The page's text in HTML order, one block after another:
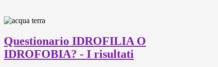
Questionario IDROFILIA O
IDROFOBIA? - I risultati